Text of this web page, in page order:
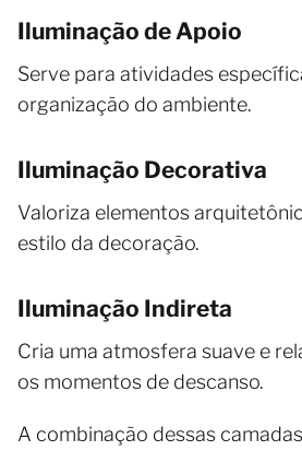
Iluminação de Apoio
Serve para atividades
organização do ambiente.
Iluminação Decorativa
Valoriza elementos
estilo da decoração.
Iluminação Indireta
Cria uma atmosfera suave e
os momentos de descanso.
A combinação dessas